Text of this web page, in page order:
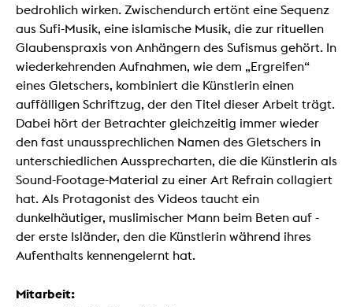
bedrohlich wirken. Zwischendurch ertönt eine Sequenz
aus Sufi-Musik, eine islamische Musik, die zur rituellen
Glaubenspraxis von Anhängern des Sufismus gehört. In
wiederkehrenden Aufnahmen, wie dem „Ergreifen“
eines Gletschers, kombiniert die Künstlerin einen
auffälligen Schriftzug, der den Titel dieser Arbeit trägt.
Dabei hört der Betrachter gleichzeitig immer wieder
den fast unaussprechlichen Namen des Gletschers in
unterschiedlichen Aussprecharten, die die Künstlerin als
Sound-Footage-Material zu einer Art Refrain collagiert
hat. Als Protagonist des Videos taucht ein
dunkelhäutiger, muslimischer Mann beim Beten auf -
der erste Isländer, den die Künstlerin während ihres
Aufenthalts kennengelernt hat.
Mitarbeit: